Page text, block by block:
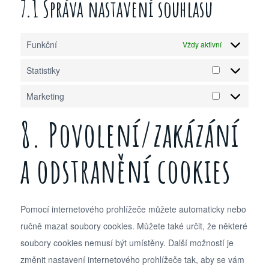
7.1 Správa nastavení souhlasu
Funkční Vždy aktivní
Statistiky
Marketing
8. Povolení/zakázání
a odstranění cookies
Pomocí internetového prohlížeče můžete automaticky nebo
ručně mazat soubory cookies. Můžete také určit, že některé
soubory cookies nemusí být umístěny. Další možností je
změnit nastavení internetového prohlížeče tak, aby se vám